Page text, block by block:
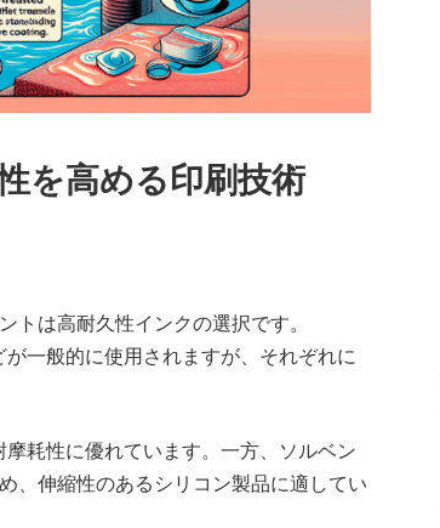
を高める印刷技術
トは高耐久性インクの選択です。
一般的に使用されますが、それぞれに
耗性に優れています。一方、ソルベン
、伸縮性のあるシリコン製品に適してい